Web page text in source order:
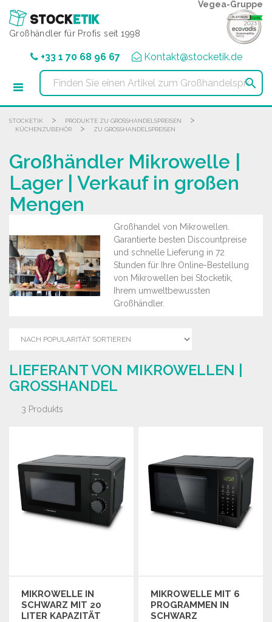
Großhändler für Profis seit 1998
Vegea-Gruppe
+33 1 70 68 96 67 Kontakt@stocketik.de

STOCKETIK > PRODUKTE ZU GROSSHANDELSPREISEN >
KÜCHENZUBEHÖR > ZU GROSSHANDELSPREISEN
Großhändler Mikrowelle |
Lager | Verkauf in großen
Mengen
Großhandel von Mikrowellen.
Garantierte besten Discountpreise
und schnelle Lieferung in 72
Stunden für Ihre Online-Bestellung
von Mikrowellen bei Stocketik,
Ihrem umweltbewussten
Großhändler.
LIEFERANT VON MIKROWELLEN |
GROSSHANDEL
3 Produkts
MIKROWELLE IN
SCHWARZ MIT 20
LITER KAPAZITÄT
MIKROWELLE MIT 6
PROGRAMMEN IN
SCHWARZ